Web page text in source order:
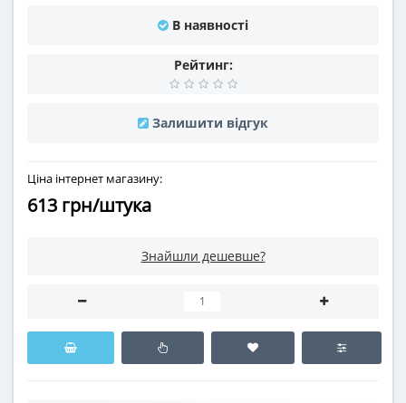
В наявності
Рейтинг:
Залишити відгук
Ціна інтернет магазину:
613 грн/штука
Знайшли дешевше?